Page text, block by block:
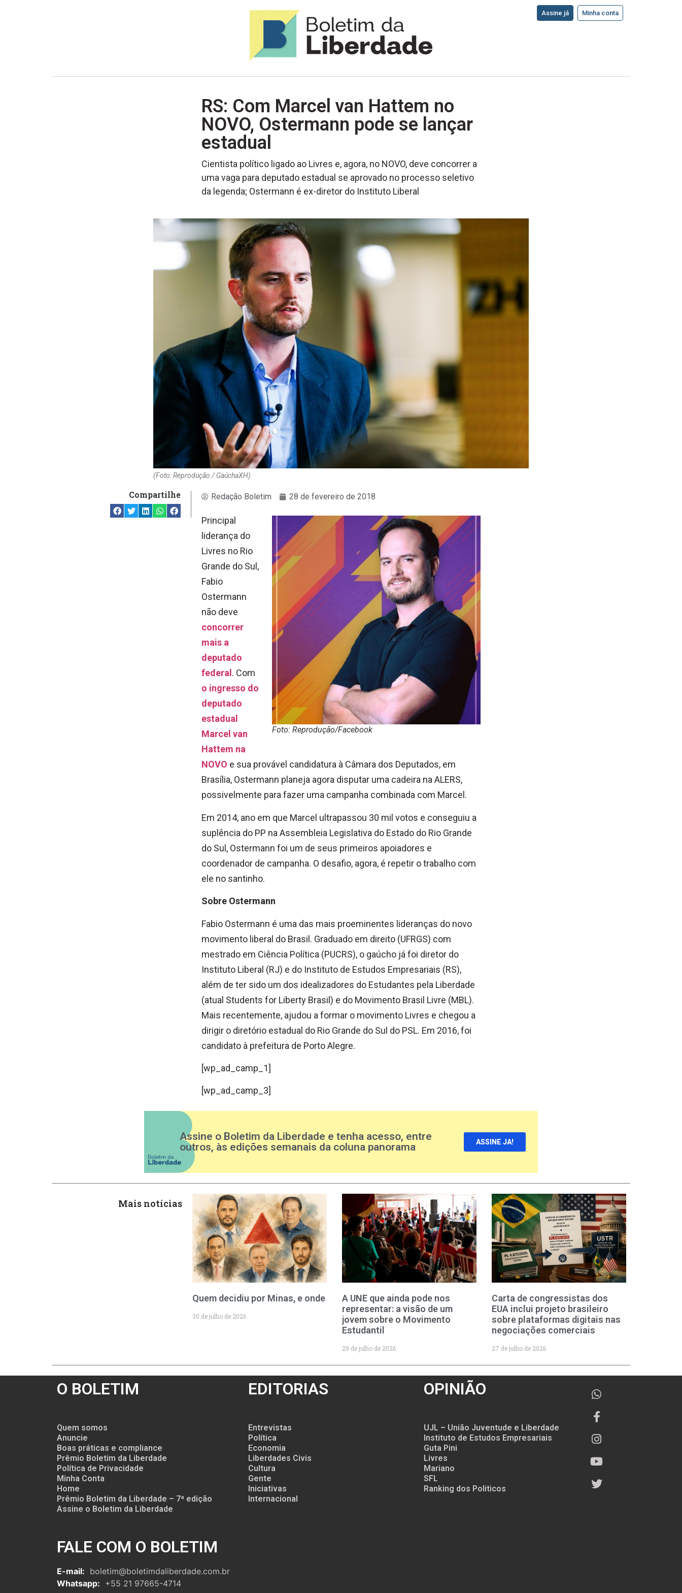
Assine já Minha conta
RS: Com Marcel van Hattem no
NOVO, Ostermann pode se lançar
estadual
Cientista político ligado ao Livres e, agora, no NOVO, deve concorrer a
uma vaga para deputado estadual se aprovado no processo seletivo
da legenda; Ostermann é ex-diretor do Instituto Liberal
(Foto: Reprodução / GaúchaXH)
Compartilhe Redação Boletim 28 de fevereiro de 2018
Foto: Reprodução/Facebook
Principal
liderança do
Livres no Rio
Grande do Sul,
Fabio
Ostermann
não deve
concorrer
mais a
deputado
federal . Com
o ingresso do
deputado
estadual
Marcel van
Hattem na
NOVO e sua provável candidatura à Câmara dos Deputados, em
Brasília, Ostermann planeja agora disputar uma cadeira na ALERS,
possivelmente para fazer uma campanha combinada com Marcel.
Em 2014, ano em que Marcel ultrapassou 30 mil votos e conseguiu a
suplência do PP na Assembleia Legislativa do Estado do Rio Grande
do Sul, Ostermann foi um de seus primeiros apoiadores e
coordenador de campanha. O desafio, agora, é repetir o trabalho com
ele no santinho.
Sobre Ostermann
Fabio Ostermann é uma das mais proeminentes lideranças do novo
movimento liberal do Brasil. Graduado em direito (UFRGS) com
mestrado em Ciência Política (PUCRS), o gaúcho já foi diretor do
Instituto Liberal (RJ) e do Instituto de Estudos Empresariais (RS),
além de ter sido um dos idealizadores do Estudantes pela Liberdade
(atual Students for Liberty Brasil) e do Movimento Brasil Livre (MBL).
Mais recentemente, ajudou a formar o movimento Livres e chegou a
dirigir o diretório estadual do Rio Grande do Sul do PSL. Em 2016, foi
candidato à prefeitura de Porto Alegre.
[wp_ad_camp_1]
[wp_ad_camp_3]
Assine o Boletim da Liberdade e tenha acesso, entre
outros, às edições semanais da coluna panorama
ASSINE JA!
Mais notícias
Quem decidiu por Minas, e onde
30 de julho de 2026
A UNE que ainda pode nos
representar: a visão de um
jovem sobre o Movimento
Estudantil
29 de julho de 2026
Carta de congressistas dos
EUA inclui projeto brasileiro
sobre plataformas digitais nas
negociações comerciais
27 de julho de 2026
O BOLETIM
Quem somos
Anuncie
Boas práticas e compliance
Prêmio Boletim da Liberdade
Política de Privacidade
Minha Conta
Home
Prêmio Boletim da Liberdade – 7ª edição
Assine o Boletim da Liberdade
FALE COM O BOLETIM
E-mail: boletim@boletimdaliberdade.com.br
Whatsapp: +55 21 97665-4714
EDITORIAS
Entrevistas
Política
Economia
Liberdades Civis
Cultura
Gente
Iniciativas
Internacional
OPINIÃO
UJL – União Juventude e Liberdade
Instituto de Estudos Empresariais
Guta Pini
Livres
Mariano
SFL
Ranking dos Politicos